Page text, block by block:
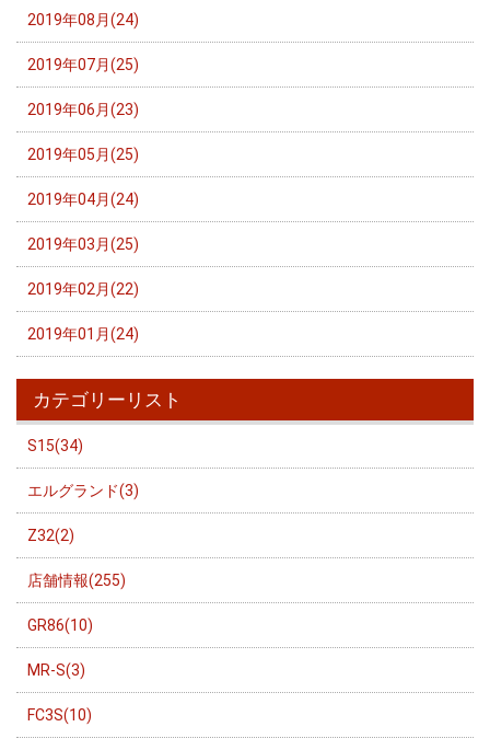
2019年08月(24)
2019年07月(25)
2019年06月(23)
2019年05月(25)
2019年04月(24)
2019年03月(25)
2019年02月(22)
2019年01月(24)
カテゴリーリスト
S15(34)
エルグランド(3)
Z32(2)
店舗情報(255)
GR86(10)
MR-S(3)
FC3S(10)